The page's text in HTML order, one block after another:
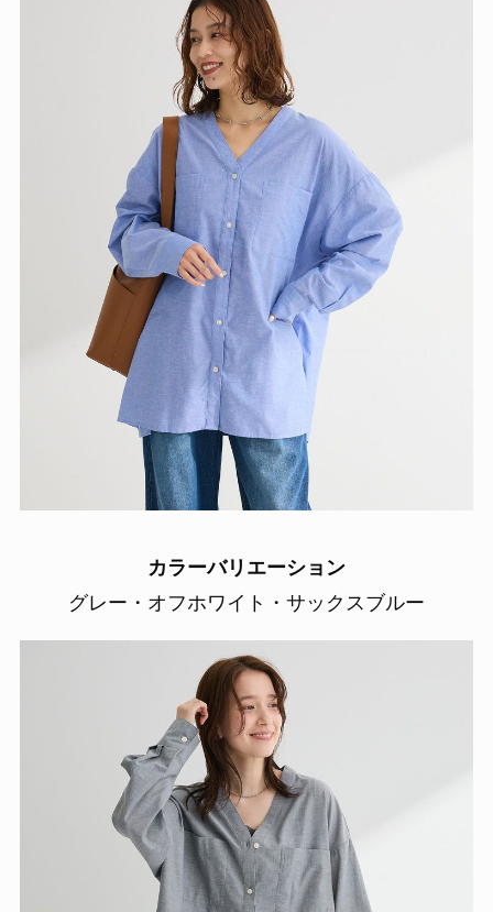
カラーバリエーション
グレー・オフホワイト・サックスブルー